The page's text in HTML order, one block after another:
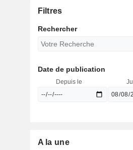
Filtres
Rechercher
Date de publication
Depuis le
A la une